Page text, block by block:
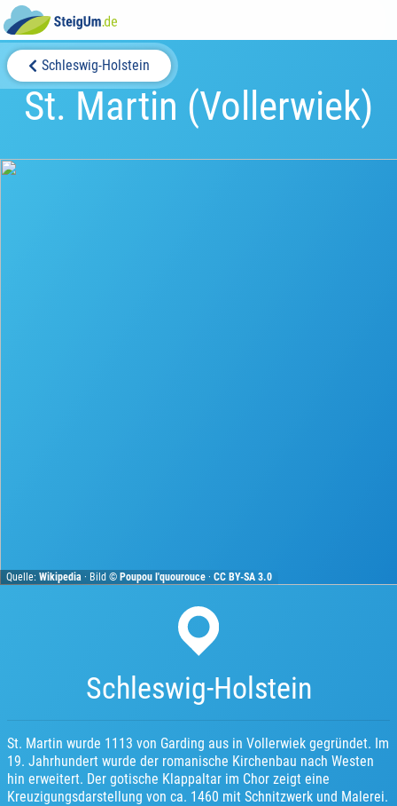
Schleswig-Holstein
St. Martin (Vollerwiek)
Quelle:Wikipedia · Bild ©Poupou l'quourouce ·CC BY-SA 3.0
Schleswig-Holstein
St. Martin wurde 1113 von Garding aus in Vollerwiek gegründet. Im
19. Jahrhundert wurde der romanische Kirchenbau nach Westen
hin erweitert. Der gotische Klappaltar im Chor zeigt eine
Kreuzigungsdarstellung von ca. 1460 mit Schnitzwerk und Malerei.